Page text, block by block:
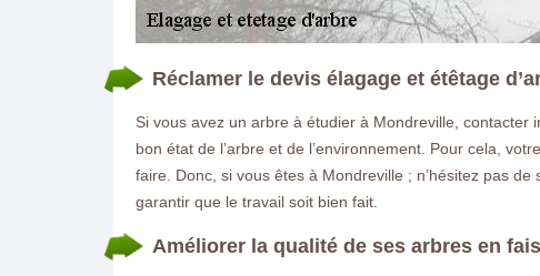
Réclamer le devis élagage et étêtage
Si vous avez un arbre à étudier à Mondreville, contacter
bon état de l’arbre et de l’environnement. Pour cela,
faire. Donc, si vous êtes à Mondreville ; n’hésitez pas
garantir que le travail soit bien fait.
Améliorer la qualité de ses arbres en